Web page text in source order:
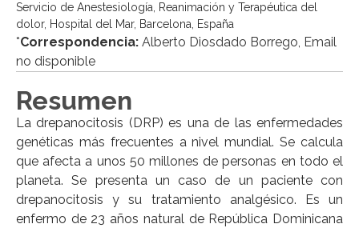
Servicio de Anestesiología, Reanimación y Terapéutica del
dolor, Hospital del Mar, Barcelona, España
*Correspondencia: Alberto Diosdado Borrego, Email
no disponible
Resumen
La drepanocitosis (DRP) es una de las enfermedades
genéticas más frecuentes a nivel mundial. Se calcula
que afecta a unos 50 millones de personas en todo el
planeta. Se presenta un caso de un paciente con
drepanocitosis y su tratamiento analgésico. Es un
enfermo de 23 años natural de República Dominicana